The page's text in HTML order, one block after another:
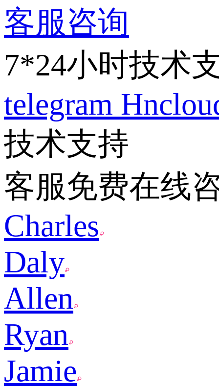
客服咨询
7*24小时技术
telegram
技术支持
客服免费在线
Charles
Daly
Allen
Ryan
Jamie